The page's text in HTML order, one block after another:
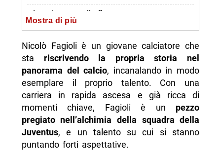
-- La primavera alla Cremonese
-- L’interesse della Juventus
-- L’ingresso nella Juventus under-17
-- Il debutto in Serie A
- Il calcioscommesse, le accuse di Corona e la
sospensione
-- La squalifica per il caso scommesse
- Le caratteristiche tecniche e fisiche di Nicolò
Fagioli
Mostra di più
Nicolò Fagioli è un giovane calciatore che
sta riscrivendo la propria storia nel
panorama del calcio, incanalando in modo
esemplare il proprio talento. Con una
carriera in rapida ascesa e già ricca di
momenti chiave, Fagioli è un pezzo
pregiato nell’alchimia della squadra della
Juventus, e un talento su cui si stanno
puntando forti aspettative.